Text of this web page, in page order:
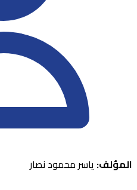
المؤلف: ياسر محمود نصار